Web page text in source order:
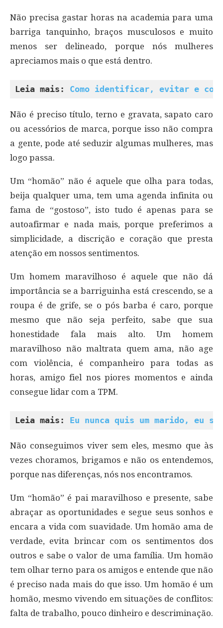
Não precisa gastar horas na academia para uma
barriga tanquinho, braços musculosos e muito
menos ser delineado, porque nós mulheres
apreciamos mais o que está dentro.
Leia mais: Como identificar, evitar e
Não é preciso título, terno e gravata, sapato caro
ou acessórios de marca, porque isso não compra
a gente, pode até seduzir algumas mulheres, mas
logo passa.
Um “homão” não é aquele que olha para todas,
beija qualquer uma, tem uma agenda infinita ou
fama de “gostoso”, isto tudo é apenas para se
autoafirmar e nada mais, porque preferimos a
simplicidade, a discrição e coração que presta
atenção em nossos sentimentos.
Um homem maravilhoso é aquele que não dá
importância se a barriguinha está crescendo, se a
roupa é de grife, se o pós barba é caro, porque
mesmo que não seja perfeito, sabe que sua
honestidade fala mais alto. Um homem
maravilhoso não maltrata quem ama, não age
com violência, é companheiro para todas as
horas, amigo fiel nos piores momentos e ainda
consegue lidar com a TPM.
Leia mais: Eu nunca quis um marido, eu
Não conseguimos viver sem eles, mesmo que às
vezes choramos, brigamos e não os entendemos,
porque nas diferenças, nós nos encontramos.
Um “homão” é pai maravilhoso e presente, sabe
abraçar as oportunidades e segue seus sonhos e
encara a vida com suavidade. Um homão ama de
verdade, evita brincar com os sentimentos dos
outros e sabe o valor de uma família. Um homão
tem olhar terno para os amigos e entende que não
é preciso nada mais do que isso. Um homão é um
homão, mesmo vivendo em situações de conflitos:
falta de trabalho, pouco dinheiro e descriminação.